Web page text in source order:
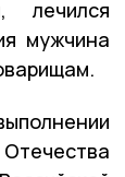
лечился
мужчина